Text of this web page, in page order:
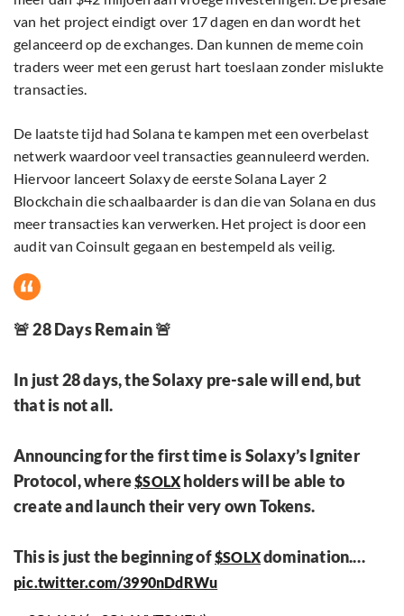
van het project eindigt over 17 dagen en dan wordt het
gelanceerd op de exchanges. Dan kunnen de meme coin
traders weer met een gerust hart toeslaan zonder mislukte
transacties.
De laatste tijd had Solana te kampen met een overbelast
netwerk waardoor veel transacties geannuleerd werden.
Hiervoor lanceert Solaxy de eerste Solana Layer 2
Blockchain die schaalbaarder is dan die van Solana en dus
meer transacties kan verwerken. Het project is door een
audit van Coinsult gegaan en bestempeld als veilig.
🚨 28 Days Remain 🚨
In just 28 days, the Solaxy pre-sale will end, but
that is not all.
Announcing for the first time is Solaxy’s Igniter
Protocol, where$SOLX holders will be able to
create and launch their very own Tokens.
This is just the beginning of$SOLXdomination.…
pic.twitter.com/3990nDdRWu